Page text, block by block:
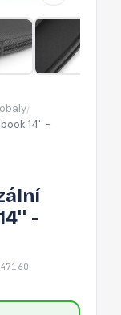
/
14'' -
-